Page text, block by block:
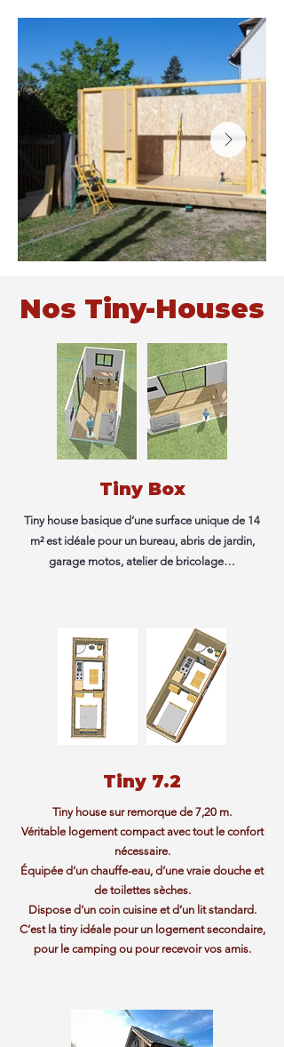
Nos Tiny-Houses
Tiny Box
Tiny house basique d’une surface unique de 14
m² est idéale pour un bureau, abris de jardin,
garage motos, atelier de bricolage…
Tiny 7.2
Tiny house sur remorque de 7,20 m.
Véritable logement compact avec tout le confort
nécessaire.
Équipée d’un chauffe-eau, d’une vraie douche et
de toilettes sèches.
Dispose d’un coin cuisine et d’un lit standard.
C’est la tiny idéale pour un logement secondaire,
pour le camping ou pour recevoir vos amis.